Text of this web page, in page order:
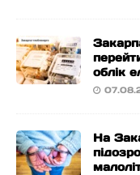
облік
На